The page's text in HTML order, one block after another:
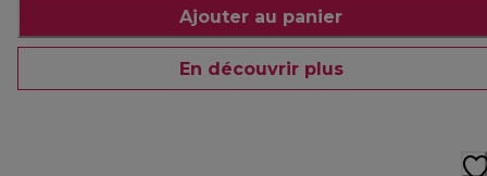
Ajouter au panier
En découvrir plus